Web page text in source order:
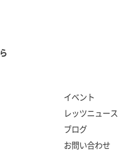
イベント
レッツニュース
ブログ
お問い合わせ